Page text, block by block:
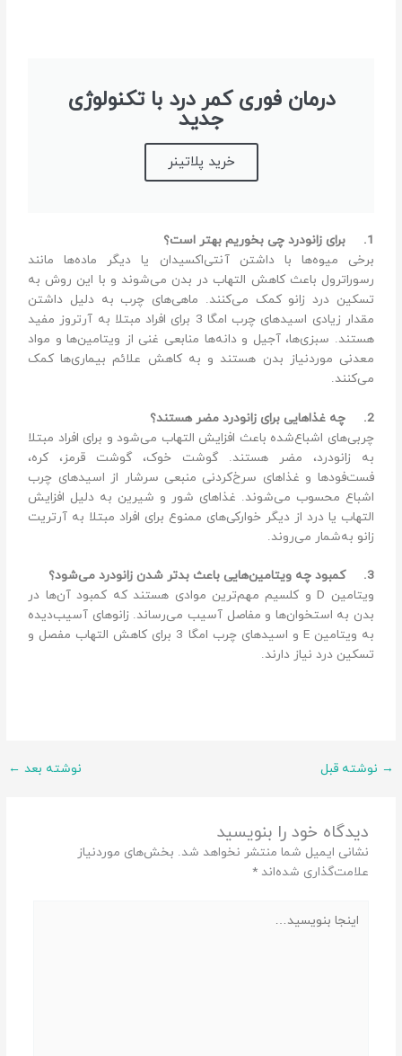
درمان فوری کمر درد با تکنولوژی
جدید
خرید پلاتینر
برای زانودرد چی بخوریم بهتر است؟
برخی میوه‌ها با داشتن آنتی‌اکسیدان یا دیگر ماده‌ها مانند
رسوراترول باعث کاهش التهاب در بدن می‌شوند و با این روش به
تسکین درد زانو کمک می‌کنند. ماهی‌های چرب به دلیل داشتن
مقدار زیادی اسیدهای چرب امگا 3 برای افراد مبتلا به آرتروز مفید
هستند. سبزی‌ها، آجیل و دانه‌ها منابعی غنی از ویتامین‌ها و مواد
معدنی موردنیاز بدن هستند و به کاهش علائم بیماری‌ها کمک
می‌کنند.
چه غذاهایی برای زانودرد مضر هستند؟
چربی‌های اشباع‌شده باعث افزایش التهاب می‌شود و برای افراد مبتلا
به زانودرد، مضر هستند. گوشت خوک، گوشت قرمز، کره،
فست‌فودها و غذاهای سرخ‌کردنی منبعی سرشار از اسیدهای چرب
اشباع محسوب می‌شوند. غذاهای شور و شیرین به دلیل افزایش
التهاب یا درد از دیگر خوارکی‌های ممنوع برای افراد مبتلا به آرتریت
زانو به‌شمار می‌روند.
کمبود چه ویتامین‌هایی باعث بدتر شدن زانودرد می‌شود؟
ویتامین D و کلسیم مهم‌ترین موادی هستند که کمبود آن‌ها در
بدن به استخوان‌ها و مفاصل آسیب می‌رساند. زانوهای آسیب‌دیده
به ویتامین E و اسیدهای چرب امگا 3 برای کاهش التهاب مفصل و
تسکین درد نیاز دارند.
نوشته قبل نوشته بعد ←
دیدگاه‌ خود را بنویسید
نشانی ایمیل شما منتشر نخواهد شد. بخش‌های موردنیاز
علامت‌گذاری شده‌اند*
بنویسید…